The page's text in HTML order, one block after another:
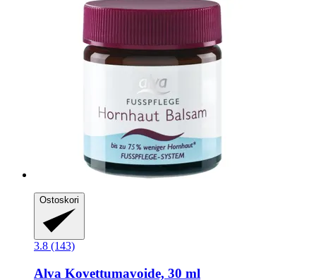
Ostoskori
3.8 (143)
Alva Kovettumavoide, 30 ml